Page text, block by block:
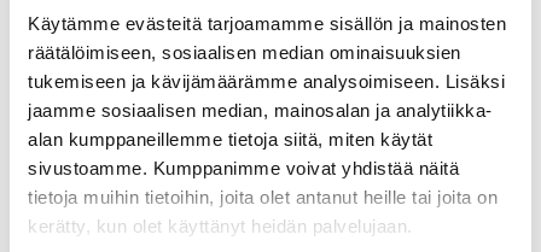
Käytämme evästeitä tarjoamamme sisällön ja mainosten
räätälöimiseen, sosiaalisen median ominaisuuksien
tukemiseen ja kävijämäärämme analysoimiseen. Lisäksi
jaamme sosiaalisen median, mainosalan ja analytiikka-
alan kumppaneillemme tietoja siitä, miten käytät
sivustoamme. Kumppanimme voivat yhdistää näitä
tietoja muihin tietoihin, joita olet antanut heille tai joita on
kerätty, kun olet käyttänyt heidän palvelujaan.
Hjärtligt välkommen med!
Med i evenemanget
Informatör